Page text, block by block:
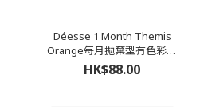
Déesse 1 Month Themis
Orange每月拋棄型有色彩妝
隱形眼鏡 (1盒2片)
HK$88.00